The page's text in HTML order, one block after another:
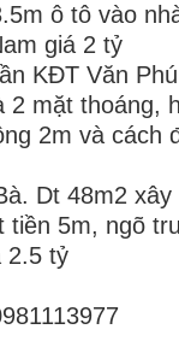
ô tô vào
giá 2 tỷ
KĐT Văn
2 mặt thoáng,
2m và cách
Dt 48m2
tiền 5m, ngõ
2.5 tỷ